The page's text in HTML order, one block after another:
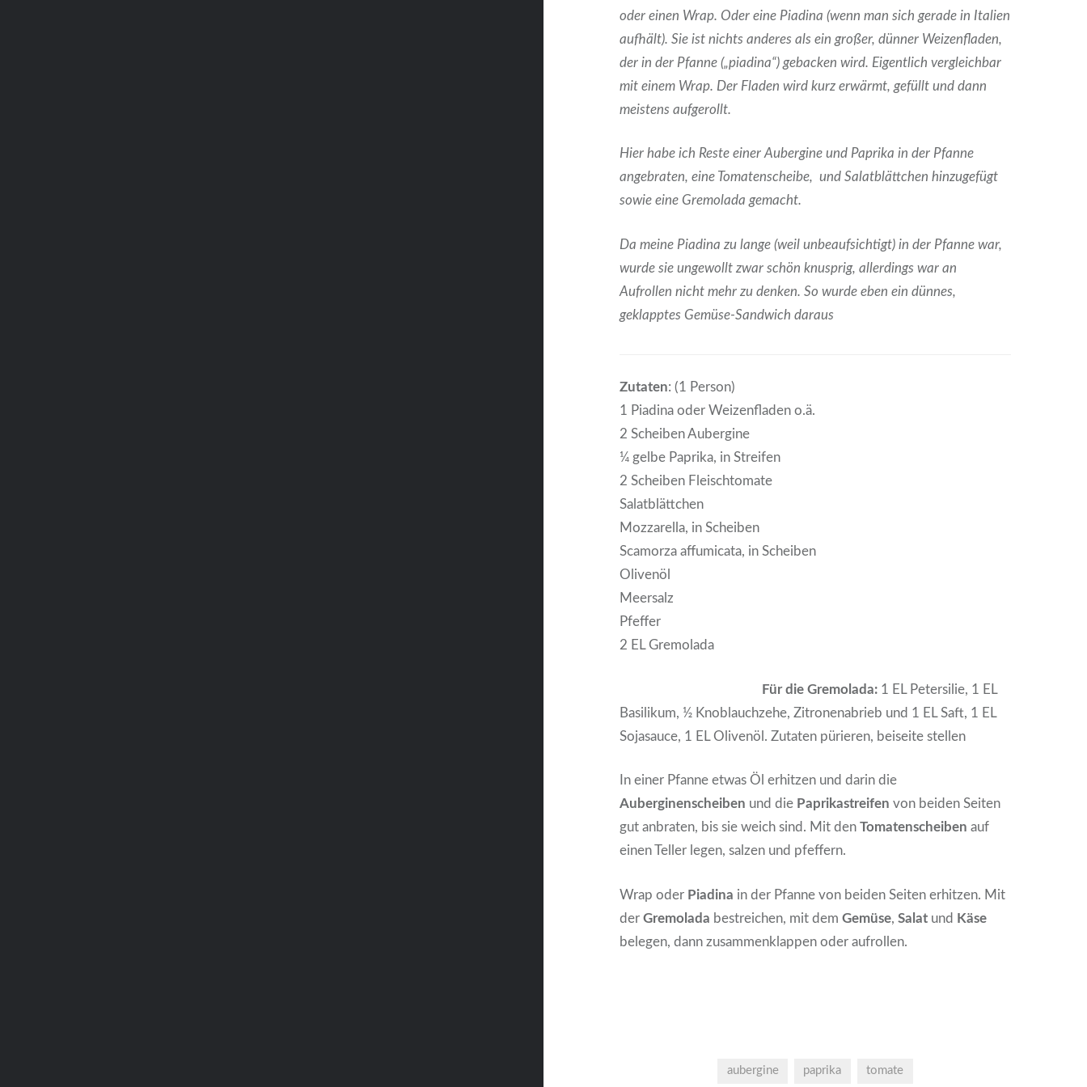
oder einen Wrap. Oder eine Piadina (wenn man sich gerade in Italien
aufhält). Sie ist nichts anderes als ein großer, dünner Weizenfladen,
der in der Pfanne („piadina“) gebacken wird. Eigentlich vergleichbar
mit einem Wrap. Der Fladen wird kurz erwärmt, gefüllt und dann
meistens aufgerollt.
Hier habe ich Reste einer Aubergine und Paprika in der Pfanne
angebraten, eine Tomatenscheibe, und Salatblättchen hinzugefügt
sowie eine Gremolada gemacht.
Da meine Piadina zu lange (weil unbeaufsichtigt) in der Pfanne war,
wurde sie ungewollt zwar schön knusprig, allerdings war an
Aufrollen nicht mehr zu denken. So wurde eben ein dünnes,
geklapptes Gemüse-Sandwich daraus
Zutaten: (1 Person)
1 Piadina oder Weizenfladen o.ä.
2 Scheiben Aubergine
¼ gelbe Paprika, in Streifen
2 Scheiben Fleischtomate
Salatblättchen
Mozzarella, in Scheiben
Scamorza affumicata, in Scheiben
Olivenöl
Meersalz
Pfeffer
2 EL Gremolada
Für die Gremolada:1 EL Petersilie, 1 EL
Basilikum, ½ Knoblauchzehe, Zitronenabrieb und 1 EL Saft, 1 EL
Sojasauce, 1 EL Olivenöl. Zutaten pürieren, beiseite stellen
In einer Pfanne etwas Öl erhitzen und darin die
Auberginenscheiben und die Paprikastreifen von beiden Seiten
gut anbraten, bis sie weich sind. Mit denTomatenscheiben auf
einen Teller legen, salzen und pfeffern.
Wrap oder Piadina in der Pfanne von beiden Seiten erhitzen. Mit
derGremolada bestreichen, mit demGemüse,Salat und Käse
belegen, dann zusammenklappen oder aufrollen.
aubergine paprika tomate